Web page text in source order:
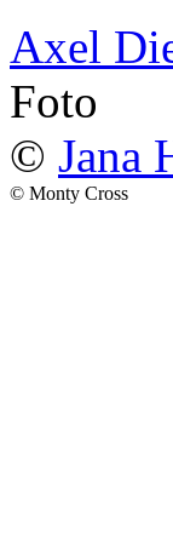
Axel
Foto
© Jana
© Monty Cross